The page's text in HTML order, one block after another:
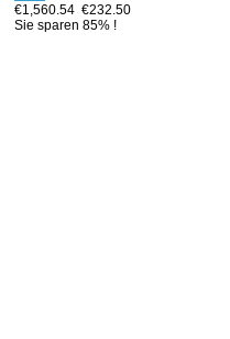
€1,560.54 €232.50
Sie sparen 85% !